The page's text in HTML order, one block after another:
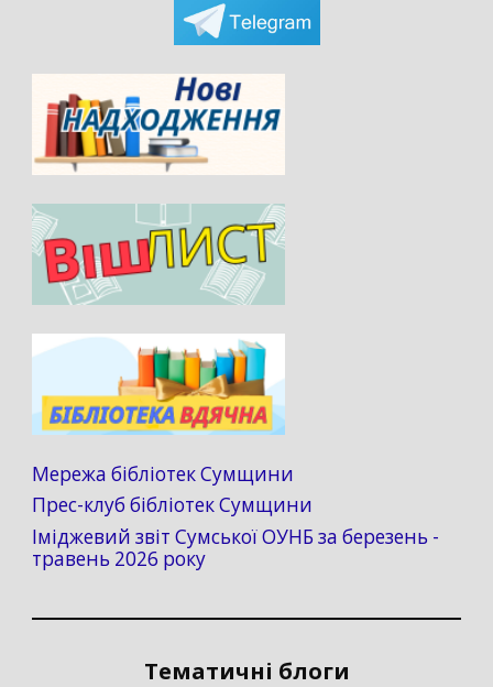
Мережа бібліотек Сумщини
Прес-клуб бібліотек Сумщини
Іміджевий звіт Сумської ОУНБ за березень -
травень 2026 року
Тематичні блоги